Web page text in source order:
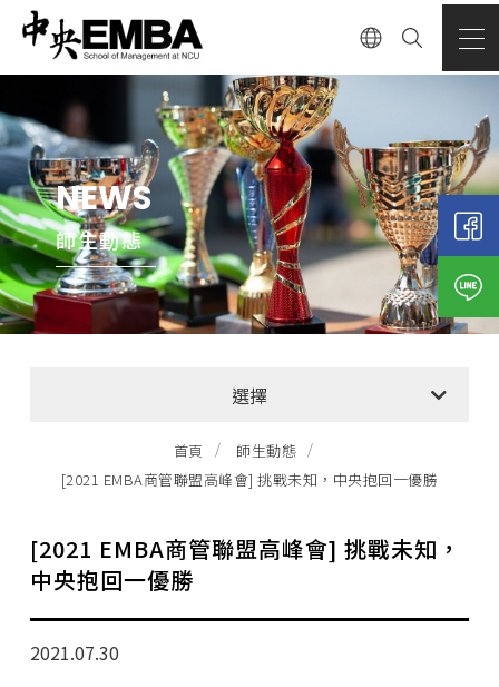
NEWS
師生動態
選擇
全部消息
EMBA招生公告
行政公告
師生動態
首頁
師生動態
[2021 EMBA商管聯盟高峰會] 挑戰未知，中央抱回一優勝
[2021 EMBA商管聯盟高峰會] 挑戰未知，
中央抱回一優勝
2021.07.30